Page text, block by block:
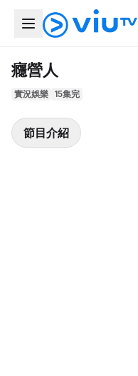
癮營人
實況娛樂 15集完
節目介紹